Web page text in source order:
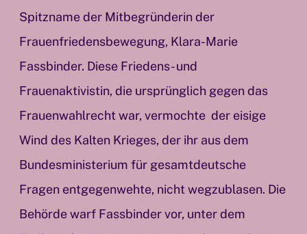
Spitzname der Mitbegründerin der
Frauenfriedensbewegung, Klara-Marie
Fassbinder. Diese Friedens- und
Frauenaktivistin, die ursprünglich gegen das
Frauenwahlrecht war, vermochte der eisige
Wind des Kalten Krieges, der ihr aus dem
Bundesministerium für gesamtdeutsche
Fragen entgegenwehte, nicht wegzublasen. Die
Behörde warf Fassbinder vor, unter dem